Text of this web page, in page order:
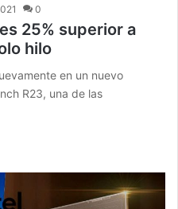
0
25% superior a
hilo
en un nuevo
R23, una de las